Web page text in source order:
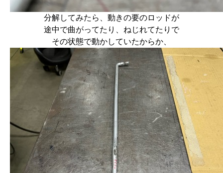
分解してみたら、動きの要のロッドが
途中で曲がってたり、ねじれてたりで
その状態で動かしていたからか、